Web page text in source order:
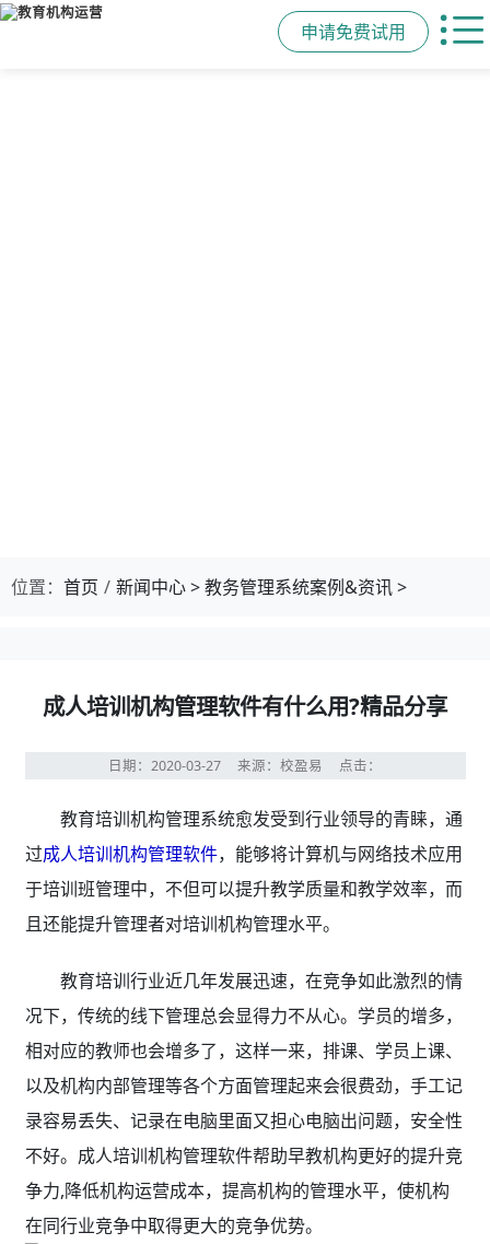
申请免费试用
位置： 首页 新闻中心>教务管理系统案例&资讯>
成人培训机构管理软件有什么用?精品分享
日期：2020-03-27 来源：校盈易 点击：
教育培训机构管理系统愈发受到行业领导的青睐，通
过成人培训机构管理软件，能够将计算机与网络技术应用
于培训班管理中，不但可以提升教学质量和教学效率，而
且还能提升管理者对培训机构管理水平。
教育培训行业近几年发展迅速，在竞争如此激烈的情
况下，传统的线下管理总会显得力不从心。学员的增多，
相对应的教师也会增多了，这样一来，排课、学员上课、
以及机构内部管理等各个方面管理起来会很费劲，手工记
录容易丢失、记录在电脑里面又担心电脑出问题，安全性
不好。成人培训机构管理软件帮助早教机构更好的提升竞
争力,降低机构运营成本，提高机构的管理水平，使机构
在同行业竞争中取得更大的竞争优势。